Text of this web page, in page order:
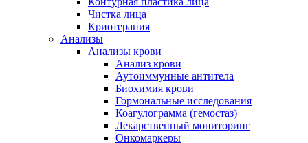
Чистка лица
Криотерапия
Анализы
Анализы крови
Анализ крови
Аутоиммунные антитела
Биохимия крови
Гормональные исследования
Коагулограмма (гемостаз)
Лекарственный мониторинг
Онкомаркеры